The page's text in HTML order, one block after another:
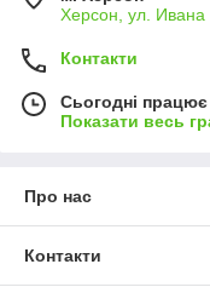
Херсон, ул. Ивана
Контакти
Сьогодні
Показати весь
Про нас
Контакти